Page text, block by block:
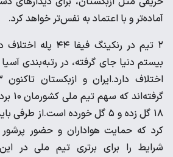
آماده‌تر و با اعتماد به نفس‌تر خواهد کرد.
۲ تیم در رنکینگ
بیستم دنیا جای گرفته، در رتبه‌بندی
۱۸ گل زده و ۵ گل خورده است.از
کرد که حمایت هواداران و حضور پرشور
شرایط را برای برتری تیم ملی در